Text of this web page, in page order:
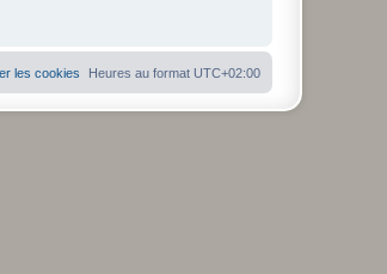
Heures au format UTC+02:00
les cookies